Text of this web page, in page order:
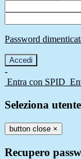
Password
-
Entra con SPID
Seleziona utente
button close ×
Recupero